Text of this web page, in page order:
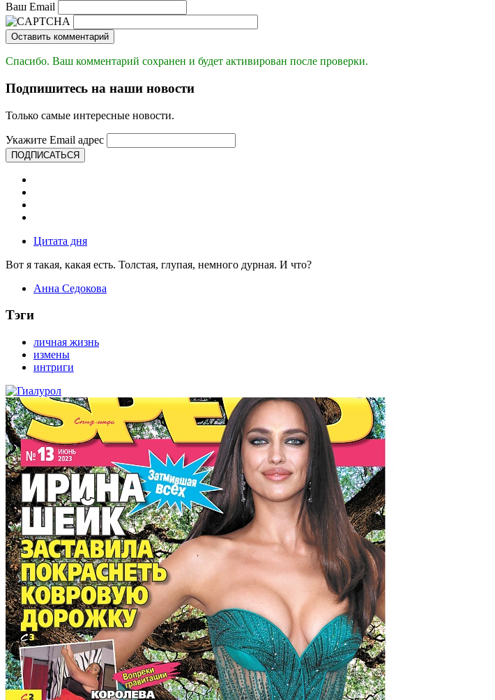
Ваш Email
Оставить комментарий
Спасибо. Ваш комментарий сохранен и будет активирован после проверки.
Подпишитесь на наши новости
Только самые интересные новости.
Укажите Email адрес
ПОДПИСАТЬСЯ
Цитата дня
Вот я такая, какая есть. Толстая, глупая, немного дурная. И что?
Анна Седокова
Тэги
личная жизнь
измены
интриги